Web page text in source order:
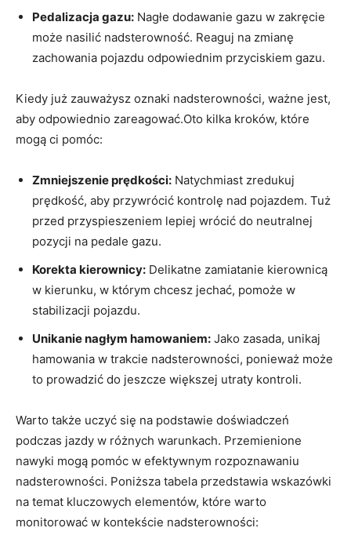
Pedalizacja gazu: Nagłe dodawanie ‌gazu w⁣ zakręcie
może nasilić⁤ nadsterowność.⁤ Reaguj‍ na⁤ zmianę
⁤zachowania pojazdu odpowiednim przyciskiem⁤ gazu.
Kiedy już zauważysz oznaki nadsterowności, ważne⁢ jest,⁢
aby odpowiednio ‍zareagować.Oto kilka kroków, które ​
mogą ci pomóc:
Zmniejszenie prędkości: Natychmiast​ zredukuj
prędkość, ⁣aby przywrócić ‌kontrolę nad pojazdem. Tuż
‍przed przyspieszeniem ⁣lepiej wrócić do neutralnej
pozycji na pedale​ gazu.
Korekta kierownicy: ‍Delikatne zamiatanie kierownicą
w ​kierunku, w ⁣którym chcesz jechać,⁣ pomoże‍ w
stabilizacji ​pojazdu.
Unikanie nagłym ‌hamowaniem: Jako zasada, unikaj
hamowania w ‌trakcie nadsterowności, ponieważ może
to prowadzić do jeszcze większej utraty ‍kontroli.
Warto także uczyć się⁢ na podstawie doświadczeń​
podczas jazdy w⁣ różnych ​warunkach. Przemienione
nawyki mogą pomóc w efektywnym‌ rozpoznawaniu
nadsterowności. Poniższa ‍tabela przedstawia ‍wskazówki
na​ temat kluczowych‌ elementów, które warto‌
monitorować‍ w kontekście nadsterowności: